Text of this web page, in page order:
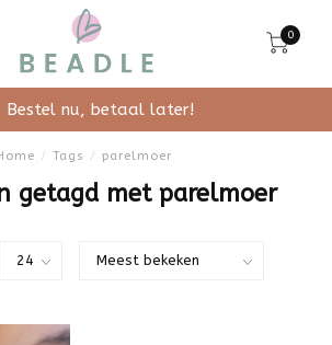
0
Bestel nu, betaal later!
/ Tags / parelmoer
getagd met parelmoer